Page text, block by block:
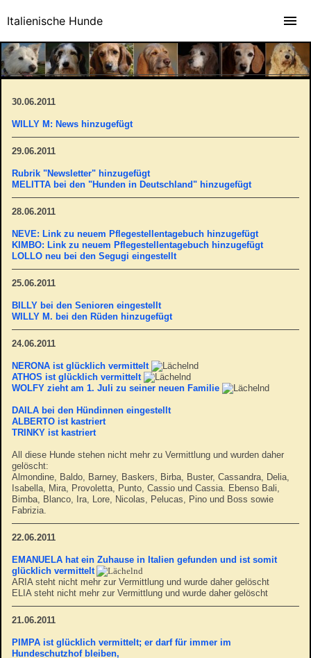
30.06.2011
WILLY M: News hinzugefügt
29.06.2011
Rubrik "Newsletter" hinzugefügt
MELITTA bei den "Hunden in Deutschland" hinzugefügt
28.06.2011
NEVE: Link zu neuem Pflegestellentagebuch hinzugefügt
KIMBO: Link zu neuem Pflegestellentagebuch hinzugefügt
LOLLO neu bei den Segugi eingestellt
25.06.2011
BILLY bei den Senioren eingestellt
WILLY M. bei den Rüden hinzugefügt
24.06.2011
NERONA ist glücklich vermittelt
ATHOS ist glücklich vermittelt
WOLFY zieht am 1. Juli zu seiner neuen Familie
DAILA bei den Hündinnen eingestellt
ALBERTO ist kastriert
TRINKY ist kastriert
All diese Hunde stehen nicht mehr zu Vermittlung und wurden daher
gelöscht:
Almondine, Baldo, Barney, Baskers, Birba, Buster, Cassandra, Delia,
Isabella, Mira, Provoletta, Punto, Cassio und Cassia. Ebenso Bali,
Bimba, Blanco, Ira, Lore, Nicolas, Pelucas, Pino und Boss sowie
Fabrizia.
22.06.2011
EMANUELA hat ein Zuhause in Italien gefunden und ist somit
glücklich vermittelt
ARIA steht nicht mehr zur Vermittlung und wurde daher gelöscht
ELIA steht nicht mehr zur Vermittlung und wurde daher gelöscht
21.06.2011
PIMPA ist glücklich vermittelt; er darf für immer im
Hundeschutzhof bleiben,
Italienische Hunde